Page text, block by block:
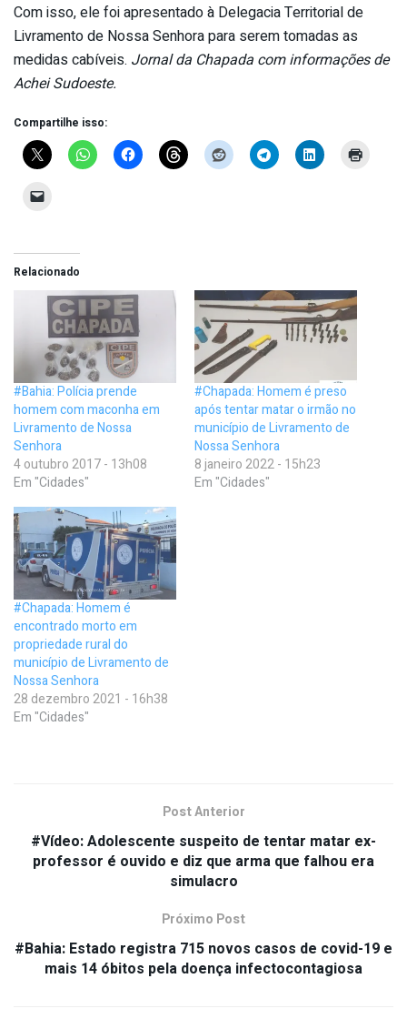
Com isso, ele foi apresentado à Delegacia Territorial de
Livramento de Nossa Senhora para serem tomadas as
medidas cabíveis. Jornal da Chapada com informações de
Achei Sudoeste.
Compartilhe isso:
Relacionado
#Bahia: Polícia prende
homem com maconha em
Livramento de Nossa
Senhora
4 outubro 2017 - 13h08
Em "Cidades"
#Chapada: Homem é preso
após tentar matar o irmão no
município de Livramento de
Nossa Senhora
8 janeiro 2022 - 15h23
Em "Cidades"
#Chapada: Homem é
encontrado morto em
propriedade rural do
município de Livramento de
Nossa Senhora
28 dezembro 2021 - 16h38
Em "Cidades"
Post Anterior
#Vídeo: Adolescente suspeito de tentar matar ex-
professor é ouvido e diz que arma que falhou era
simulacro
Próximo Post
#Bahia: Estado registra 715 novos casos de covid-19 e
mais 14 óbitos pela doença infectocontagiosa